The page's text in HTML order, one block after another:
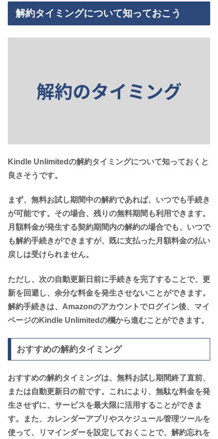
解約タイミングについて知っておこう
Kindle Unlimitedの解約タイミングについて知っておくと
良さそうです。
まず、無料お試し期間中の解約であれば、いつでも手続き
が可能です。その場合、残りの無料期間も利用できます。
月額料金が発生する契約期間内の解約の場合でも、いつで
も解約手続きができますが、既に支払った月額料金の払い
戻しは受けられません。
ただし、次の自動更新日前に手続きを完了することで、更
新を回避し、余分な料金を発生させないことができます。
解約手続きは、Amazonのアカウントでログイン後、マイ
ページのKindle Unlimitedの欄から進むことができます。
おすすめの解約タイミング
おすすめの解約タイミングは、無料お試し期間終了直前、
または自動更新日の前です。これにより、無駄な料金を発
生させずに、サービスを最大限に活用することができま
す。また、カレンダーアプリやスケジュール管理ツールを
使って、リマインダーを設定しておくことで、解約忘れを